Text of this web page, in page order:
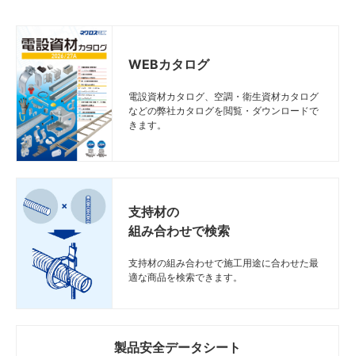
WEBカタログ
電設資材カタログ、空調・衛生資材カタログ
などの弊社カタログを閲覧・ダウンロードで
きます。
支持材の
組み合わせで検索
支持材の組み合わせで施工用途に合わせた最
適な商品を検索できます。
製品安全データシート